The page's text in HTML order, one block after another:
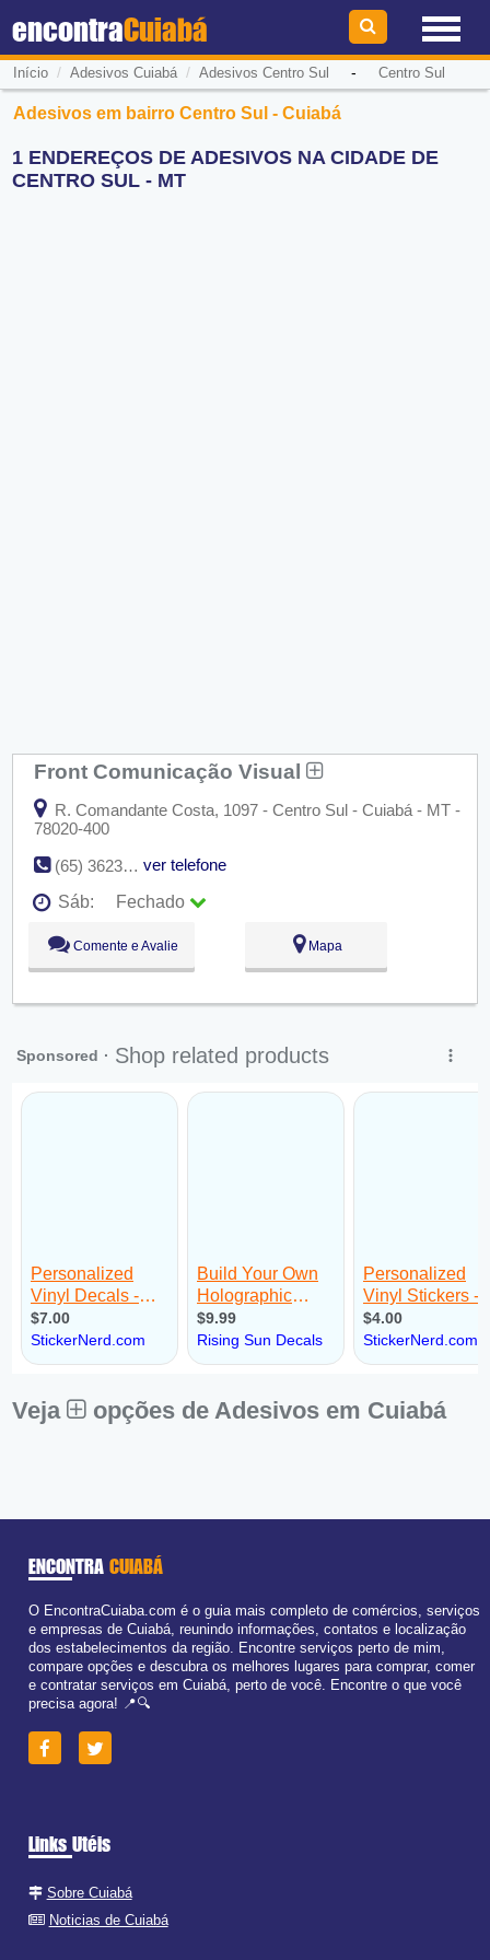
encontraCuiabá
Início / Adesivos Cuiabá/ Adesivos Centro Sul - Centro Sul
Adesivos em bairro Centro Sul - Cuiabá
1 ENDEREÇOS DE ADESIVOS NA CIDADE DE
CENTRO SUL - MT
Front Comunicação Visual
R. Comandante Costa, 1097 - Centro Sul - Cuiabá - MT -
78020-400
(65) 3623-8400
ver telefone
Sáb:
Fechado
Seg:
Ter:
09:00 - 18:00
Qua:
09:00 - 18:00
Sex:
09:00 - 18:00
Dom:
Fechado
Comente e Avalie Mapa
Veja opções de Adesivos em Cuiabá
ENCONTRA CUIABÁ
O EncontraCuiaba.com é o guia mais completo de comércios, serviços
e empresas de Cuiabá, reunindo informações, contatos e localização
dos estabelecimentos da região. Encontre serviços perto de mim,
compare opções e descubra os melhores lugares para comprar, comer
e contratar serviços em Cuiabá, perto de você. Encontre o que você
precisa agora! 📍🔍
Links Utéis
Sobre Cuiabá
Noticias de Cuiabá